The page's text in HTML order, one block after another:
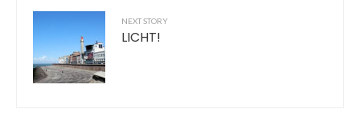
NEXT STORY
LICHT!